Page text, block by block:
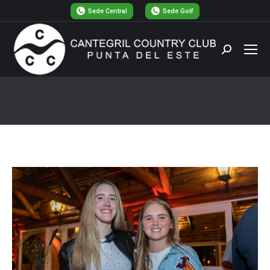
Sede Central Sede Golf
Buscar: